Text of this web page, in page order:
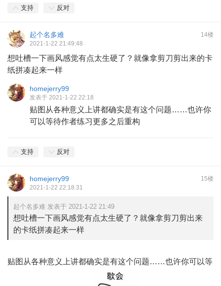
支持 反对
14楼
起个名多难
2021-1-22 21:49:48
想吐槽一下画风感觉有点太生硬了？就像拿剪刀剪出来的卡
纸拼凑起来一样
homejerry99
发表于 2021-1-22 22:18
贴图从各种意义上讲都确实是有这个问题……也许你
可以等待作者练习更多之后重构
支持 反对
15楼
homejerry99
2021-1-22 22:18:31
起个名多难 发表于 2021-1-22 21:49
想吐槽一下画风感觉有点太生硬了？就像拿剪刀剪出来
的卡纸拼凑起来一样
贴图从各种意义上讲都确实是有这个问题……也许你可以等